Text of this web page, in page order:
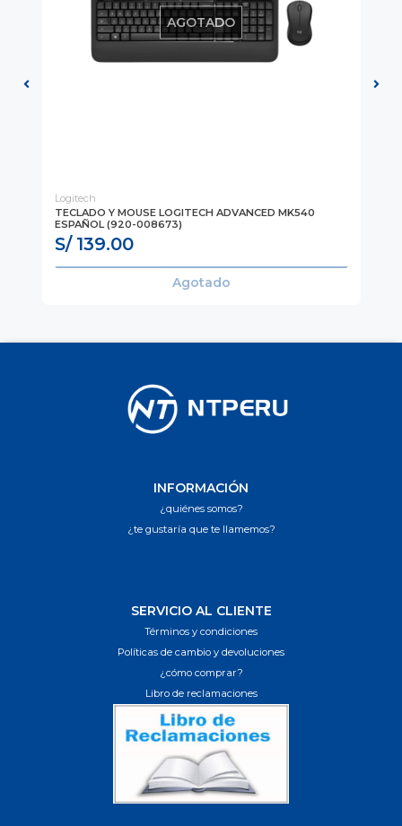
AGOTADO
Logitech
TECLADO Y MOUSE LOGITECH ADVANCED MK540
ESPAÑOL (920-008673)
S/ 139.00
Agotado
INFORMACIÓN
¿quiénes somos?
¿te gustaría que te llamemos?
SERVICIO AL CLIENTE
Términos y condiciones
Políticas de cambio y devoluciones
¿cómo comprar?
Libro de reclamaciones